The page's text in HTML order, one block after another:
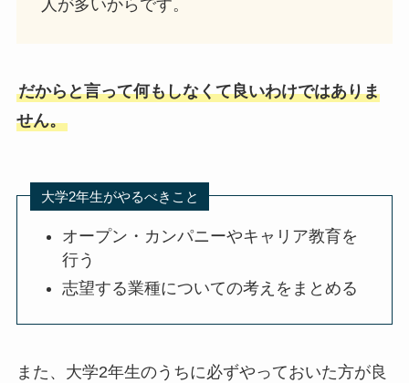
人が多いからです。
だからと言って何もしなくて良いわけではありま
せん。
大学2年生がやるべきこと
オープン・カンパニーやキャリア教育を
行う
志望する業種についての考えをまとめる
また、大学2年生のうちに必ずやっておいた方が良